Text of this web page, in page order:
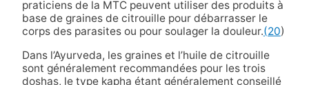
praticiens de la MTC peuvent utiliser des produits à
base de graines de citrouille pour débarrasser le
corps des parasites ou pour soulager la douleur.(20)
Dans l’Ayurveda, les graines et l’huile de citrouille
sont généralement recommandées pour les trois
doshas, le type kapha étant généralement conseillé